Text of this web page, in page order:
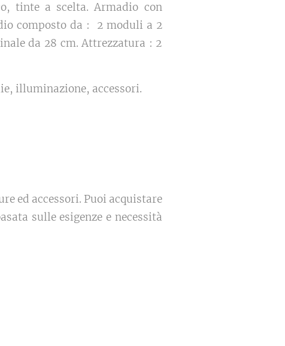
tinte a scelta. Armadio con
composto da : 2 moduli a 2
da 28 cm. Attrezzatura : 2
illuminazione, accessori.
ed accessori. Puoi acquistare
sulle esigenze e necessità